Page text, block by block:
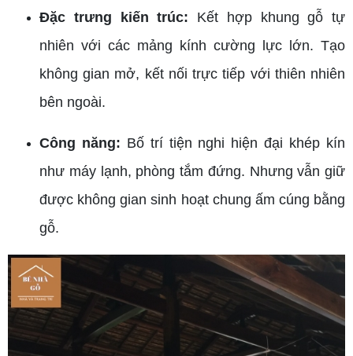
Đặc trưng kiến trúc: Kết hợp khung gỗ tự
nhiên với các mảng kính cường lực lớn. Tạo
không gian mở, kết nối trực tiếp với thiên nhiên
bên ngoài.
Công năng: Bố trí tiện nghi hiện đại khép kín
như máy lạnh, phòng tắm đứng. Nhưng vẫn giữ
được không gian sinh hoạt chung ấm cúng bằng
gỗ.